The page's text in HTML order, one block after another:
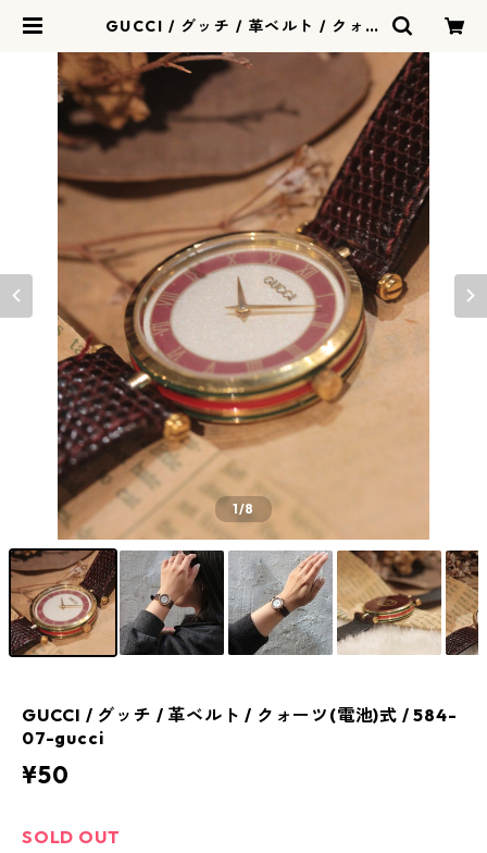
GUCCI / グッチ / 革ベルト / クォー
アルロン - ririalerond | ヴィンテ
ージウォッチ 時計店
1/8
GUCCI / グッチ / 革ベルト / クォーツ(電池)式 / 584-
07-gucci
¥50
SOLD OUT